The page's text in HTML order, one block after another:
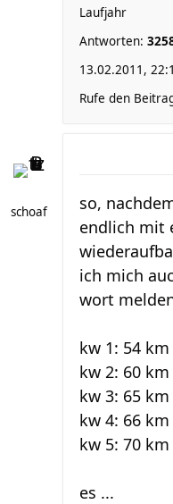
Laufjahr
Antworten:
13.02.2011,
Rufe den
schoaf
so,
endlich mit
ich mich
wort
kw 1: 54
kw 2: 60
kw 3: 65
kw 4: 66
kw 5: 70
es ...